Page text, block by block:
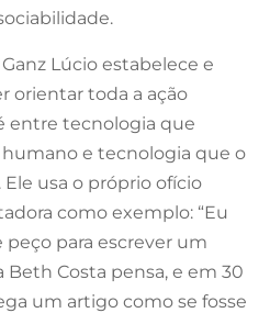
Lúcio estabelece e
orientar toda a ação
entre tecnologia que
e tecnologia que o
usa o próprio ofício
como exemplo: “Eu
para escrever um
Costa pensa, e em 30
um artigo como se fosse